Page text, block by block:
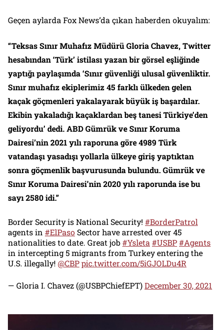
Geçen aylarda Fox News’da çıkan haberden okuyalım:
“Teksas Sınır Muhafız Müdürü Gloria Chavez, Twitter
hesabından ‘Türk’ istilası yazan bir görsel eşliğinde
yaptığı paylaşımda ‘Sınır güvenliği ulusal güvenliktir.
Sınır muhafız ekiplerimiz 45 farklı ülkeden gelen
kaçak göçmenleri yakalayarak büyük iş başardılar.
Ekibin yakaladığı kaçaklardan beş tanesi Türkiye’den
geliyordu’ dedi. ABD Gümrük ve Sınır Koruma
Dairesi’nin 2021 yılı raporuna göre 4989 Türk
vatandaşı yasadışı yollarla ülkeye giriş yaptıktan
sonra göçmenlik başvurusunda bulundu. Gümrük ve
Sınır Koruma Dairesi’nin 2020 yılı raporunda ise bu
sayı 2580 idi.”
Border Security is National Security! #BorderPatrol
agents in #ElPasoSector have arrested over 45
nationalities to date. Great job#Ysleta #USBP#Agents
in intercepting 5 migrants from Turkey entering the
U.S. illegally! @CBPpic.twitter.com/5iGJOLDu4R
— Gloria I. Chavez (@USBPChiefEPT)December 30, 2021